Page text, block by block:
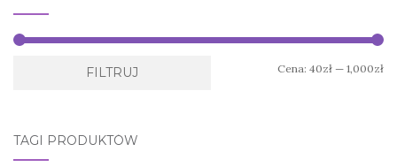
FILTRUJ Cena: 40zł — 1,000zł
TAGI PRODUKTÓW